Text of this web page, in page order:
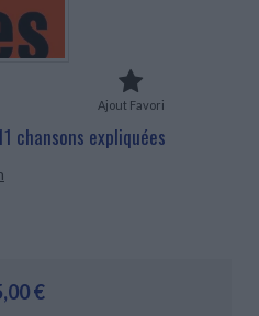
Littérature ancienne et médiévale
Audio - Livres lus
Humour
Histoire des pays
Géographie
Ajout Favori
chansons expliquées
€